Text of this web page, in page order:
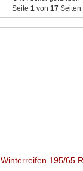
Seite1 von17 Seiten
Winterreifen 195/65